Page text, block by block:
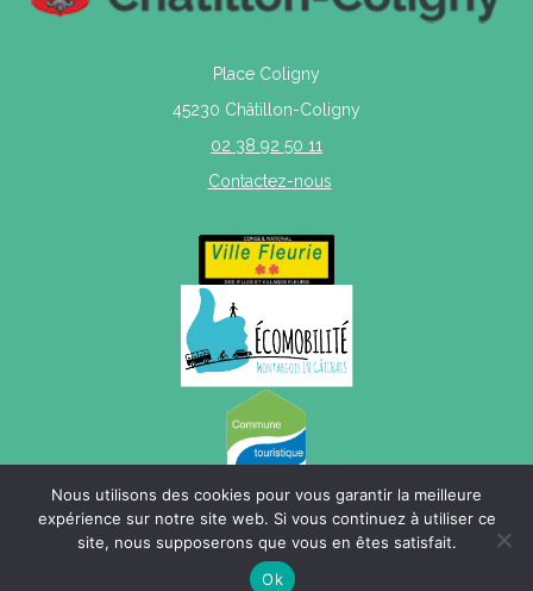
Place Coligny
45230 Châtillon-Coligny
02 38 92 50 11
Contactez-nous
Mentions légales | Politique de confidentialité
Nous utilisons des cookies pour vous garantir la meilleure
expérience sur notre site web. Si vous continuez à utiliser ce
site, nous supposerons que vous en êtes satisfait.
Ok